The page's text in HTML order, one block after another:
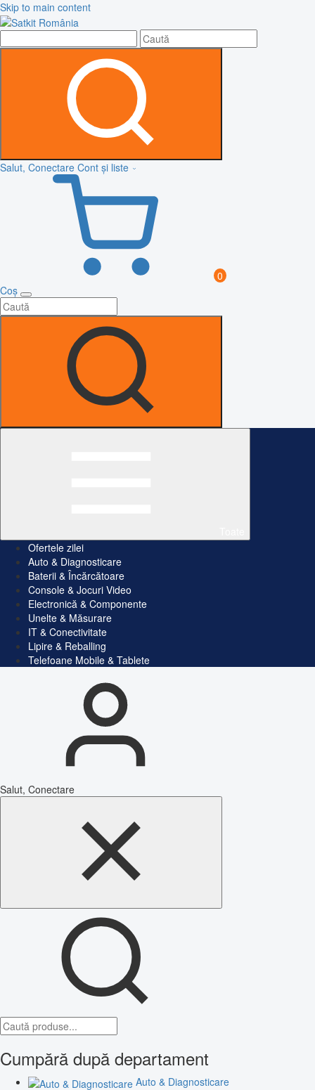
Skip to main content
Salut, Conectare Cont și liste
0
Coș
Ofertele zilei
Auto & Diagnosticare
Baterii & Încărcătoare
Console & Jocuri Video
Electronică & Componente
Unelte & Măsurare
IT & Conectivitate
Lipire & Reballing
Telefoane Mobile & Tablete
Salut, Conectare
Cumpără după departament
Auto & Diagnosticare